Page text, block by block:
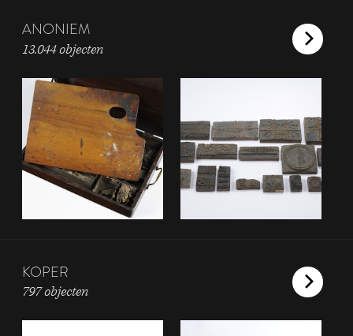
ANONIEM
13.044 objecten
KOPER
797 objecten